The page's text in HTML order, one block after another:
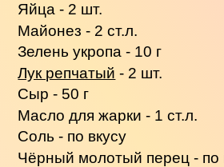
Яйца - 2 шт.
Майонез - 2 ст.л.
Зелень укропа - 10 г
Лук репчатый - 2 шт.
Сыр - 50 г
Масло для жарки - 1 ст.л.
Соль - по вкусу
Чёрный молотый перец - по